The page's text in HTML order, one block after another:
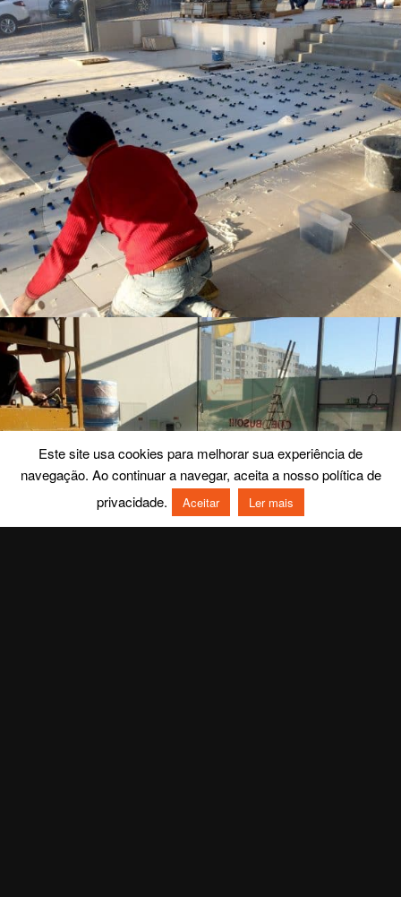
Este site usa cookies para melhorar sua experiência de
navegação. Ao continuar a navegar, aceita a nosso política de
privacidade.
Aceitar Ler mais